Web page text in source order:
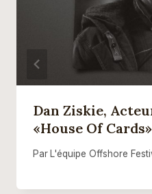
Dan Ziskie,
«House Of
Par L'équipe Offshore